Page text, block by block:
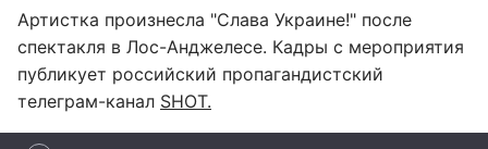
Артистка произнесла "Слава Украине!" после
спектакля в Лос-Анджелесе. Кадры с мероприятия
публикует российский пропагандистский
телеграм-канал SHOT.